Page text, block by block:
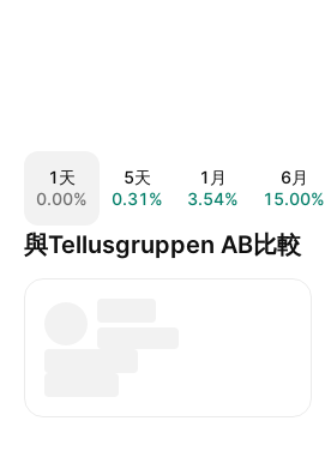
1天
0.00%
5天
0.31%
1月
3.54%
6月
15.00%
與Tellusgruppen AB比較